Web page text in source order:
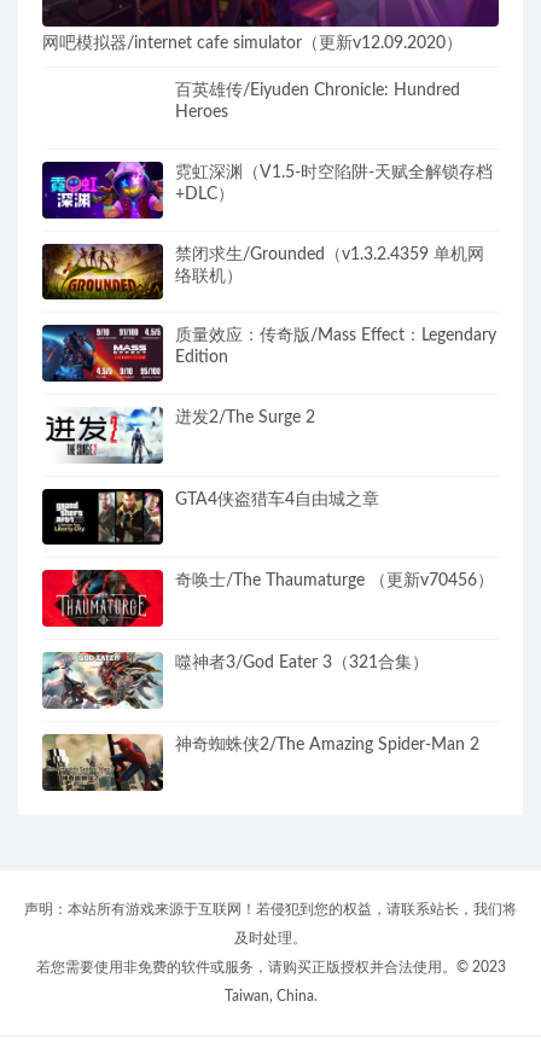
网吧模拟器/internet cafe simulator（更新v12.09.2020）
百英雄传/Eiyuden Chronicle: Hundred
Heroes
霓虹深渊（V1.5-时空陷阱-天赋全解锁存档
+DLC）
禁闭求生/Grounded（v1.3.2.4359 单机网
络联机）
质量效应：传奇版/Mass Effect：Legendary
Edition
迸发2/The Surge 2
GTA4侠盗猎车4自由城之章
奇唤士/The Thaumaturge （更新v70456）
噬神者3/God Eater 3（321合集）
神奇蜘蛛侠2/The Amazing Spider-Man 2
声明：本站所有游戏来源于互联网！若侵犯到您的权益，请联系站长，我们将
及时处理。
若您需要使用非免费的软件或服务，请购买正版授权并合法使用。© 2023
Taiwan, China.